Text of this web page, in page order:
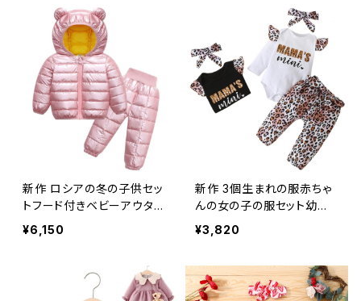
ラントタイツ エラスティック
秋物 冬物 ソックス
チコート フラワーデザイン
新作 ロシアの冬の子供セッ
トフード付きベビーアウター
+ウォームパンツ2個スノー
スーツ防水コートオーバー
ツ ウィンター 冬物
¥6,150
新作 3個生まれの服赤ちゃ
んの女の子の服セット幼児
服フリルロンパーストップボ
ウヒョウパンツ生まれた幼
¥3,820